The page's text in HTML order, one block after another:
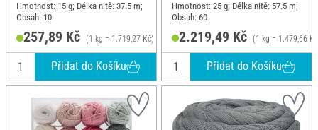
Hmotnost: 15 g; Délka nitě: 37.5 m;
Obsah: 10
257,89 Kč (1 kg = 1.719,27 Kč)
Přidat do Košíku
Hmotnost: 25 g; Délka nitě: 57.5 m;
Obsah: 60
2.219,49 Kč (1 kg = 1.479,66
Přidat do Košíku